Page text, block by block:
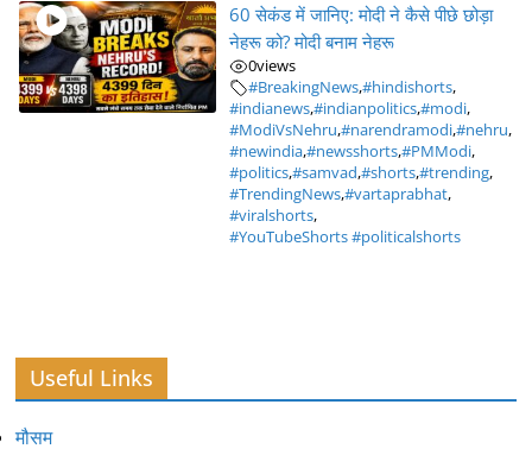
60 सेकंड में जानिए: मोदी ने कैसे पीछे छोड़ा
नेहरू को? मोदी बनाम नेहरू
0views
#BreakingNews,#hindishorts,
#indianews,#indianpolitics,#modi,
#ModiVsNehru,#narendramodi,#nehru,
#newindia,#newsshorts,#PMModi,
#politics,#samvad,#shorts,#trending,
#TrendingNews,#vartaprabhat,
#viralshorts,
#YouTubeShorts #politicalshorts
Useful Links
मौसम